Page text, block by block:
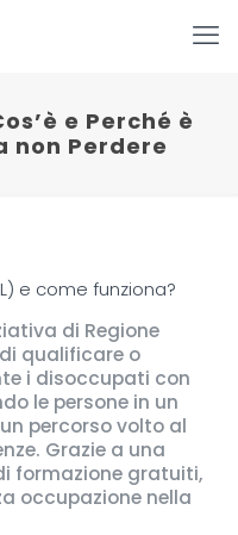
e Perché è
non Perdere
e come funziona?
di Regione
qualificare o
i disoccupati con
le persone in un
percorso volto al
Grazie a una
formazione gratuiti,
occupazione nella